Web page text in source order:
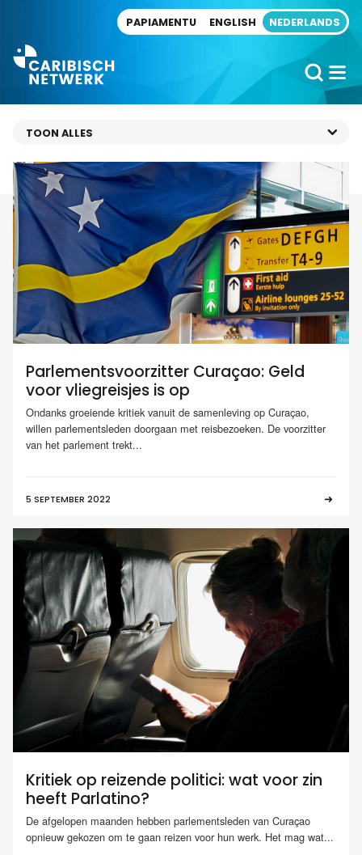
PAPIAMENTU ENGLISH NEDERLANDS
Parlementsvoorzitter Curaçao: Geld
voor vliegreisjes is op
Ondanks groeiende kritiek vanuit de samenleving op Curaçao,
willen parlementsleden doorgaan met reisbezoeken. De voorzitter
van het parlement trekt...
5 SEPTEMBER 2022
Kritiek op reizende politici: wat voor zin
heeft Parlatino?
De afgelopen maanden hebben parlementsleden van Curaçao
opnieuw gekozen om te gaan reizen voor hun werk. Het mag wat...